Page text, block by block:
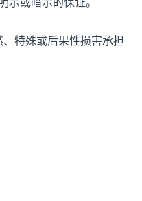
特殊或后果性损害承担